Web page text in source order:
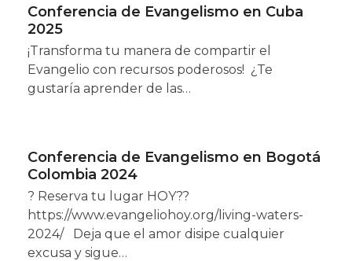
Conferencia de Evangelismo en Cuba
2025
¡Transforma tu manera de compartir el
Evangelio con recursos poderosos! ¿Te
gustaría aprender de las…
Conferencia de Evangelismo en Bogotá
Colombia 2024
? Reserva tu lugar HOY??
https://www.evangeliohoy.org/living-waters-
2024/ Deja que el amor disipe cualquier
excusa y sigue…